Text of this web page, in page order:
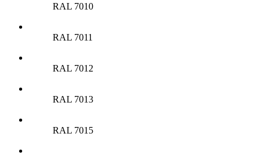
RAL 7010
RAL 7011
RAL 7012
RAL 7013
RAL 7015